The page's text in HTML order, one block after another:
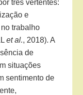
três vertentes:
e
trabalho
et al., 2018). A
de
situações
sentimento de